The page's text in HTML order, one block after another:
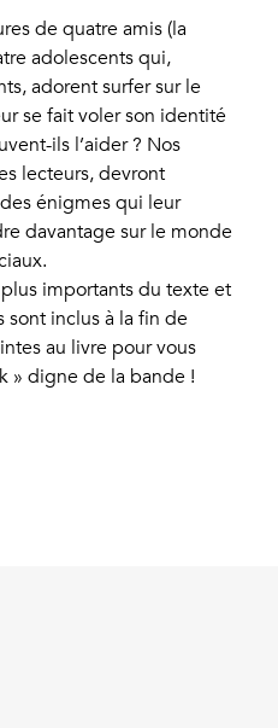
de quatre amis (la
adolescents qui,
adorent surfer sur le
se fait voler son identité
ils l’aider ? Nos
lecteurs, devront
énigmes qui leur
davantage sur le monde
importants du texte et
sont inclus à la fin de
au livre pour vous
» digne de la bande !